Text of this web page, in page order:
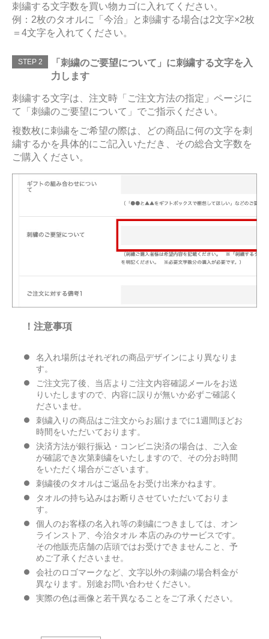
刺繍する文字数を買い物カゴに入れてください。
例：2枚のタオルに「今治」と刺繍する場合は2文字×2枚
＝4文字を入れてください。
STEP 2
「刺繍のご要望について」に刺繍する文字を入
力します
刺繍する文字は、注文時「ご注文方法の指定」ページに
て「刺繍のご要望について」でご指示ください。
複数枚に刺繍をご希望の際は、どの商品に何の文字を刺
繍するかを具体的にご記入いただき、その総合文字数を
ご購入ください。
！注意事項
名入れ場所はそれぞれの商品デザインにより異なりま
す。
ご注文完了後、当店よりご注文内容確認メールをお送
りいたしますので、内容に誤りが無いか必ずご確認く
ださいませ。
刺繍入りの商品はご注文からお届けまでに1週間ほどお
時間をいただいております。
決済方法が銀行振込・コンビニ決済の場合は、ご入金
が確認でき次第刺繍をいたしますので、その分お時間
をいただく場合がございます。
刺繍後のタオルはご返品をお受け出来かねます。
タオルの持ち込みはお断りさせていただいておりま
す。
個人のお客様の名入れ等の刺繍につきましては、オン
ラインストア、今治タオル 本店のみのサービスです。
その他販売店舗の店頭ではお受けできませんこと、予
めご了承くださいませ。
会社のロゴマークなど、文字以外の刺繍の場合料金が
異なります。別途お問い合わせください。
実際の色は画像と若干異なることをご了承ください。